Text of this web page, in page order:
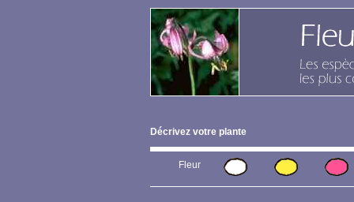
Décrivez votre plante
Fleur